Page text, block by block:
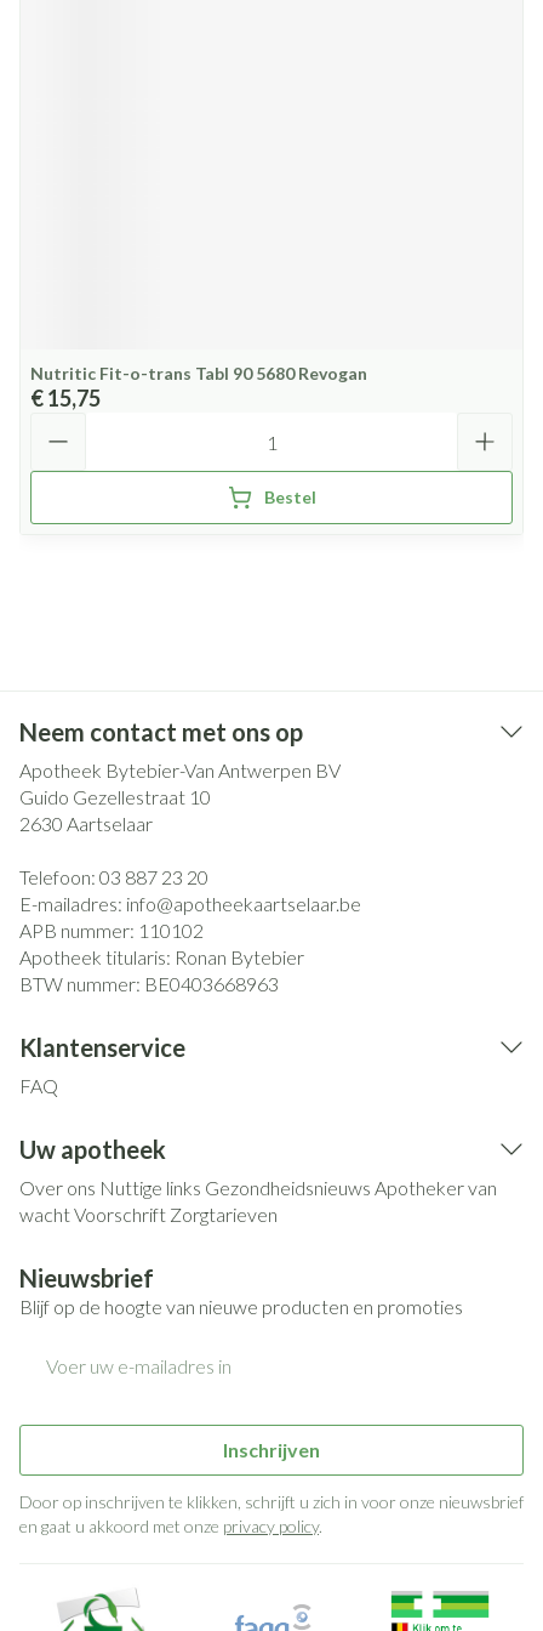
Nutritic Fit-o-trans Tabl 90 5680 Revogan
€ 15,75
Bestel
Neem contact met ons op
Apotheek Bytebier-Van Antwerpen BV
Guido Gezellestraat 10
2630 Aartselaar
Telefoon: 03 887 23 20
E-mailadres: info@apotheekaartselaar.be
APB nummer: 110102
Apotheek titularis: Ronan Bytebier
BTW nummer: BE0403668963
Klantenservice
FAQ
Uw apotheek
Over ons Nuttige links Gezondheidsnieuws Apotheker van
wachtVoorschrift Zorgtarieven
Nieuwsbrief
Blijf op de hoogte van nieuwe producten en promoties
Inschrijven
Door op inschrijven te klikken, schrijft u zich in voor onze nieuwsbrief
en gaat u akkoord met onze privacy policy.